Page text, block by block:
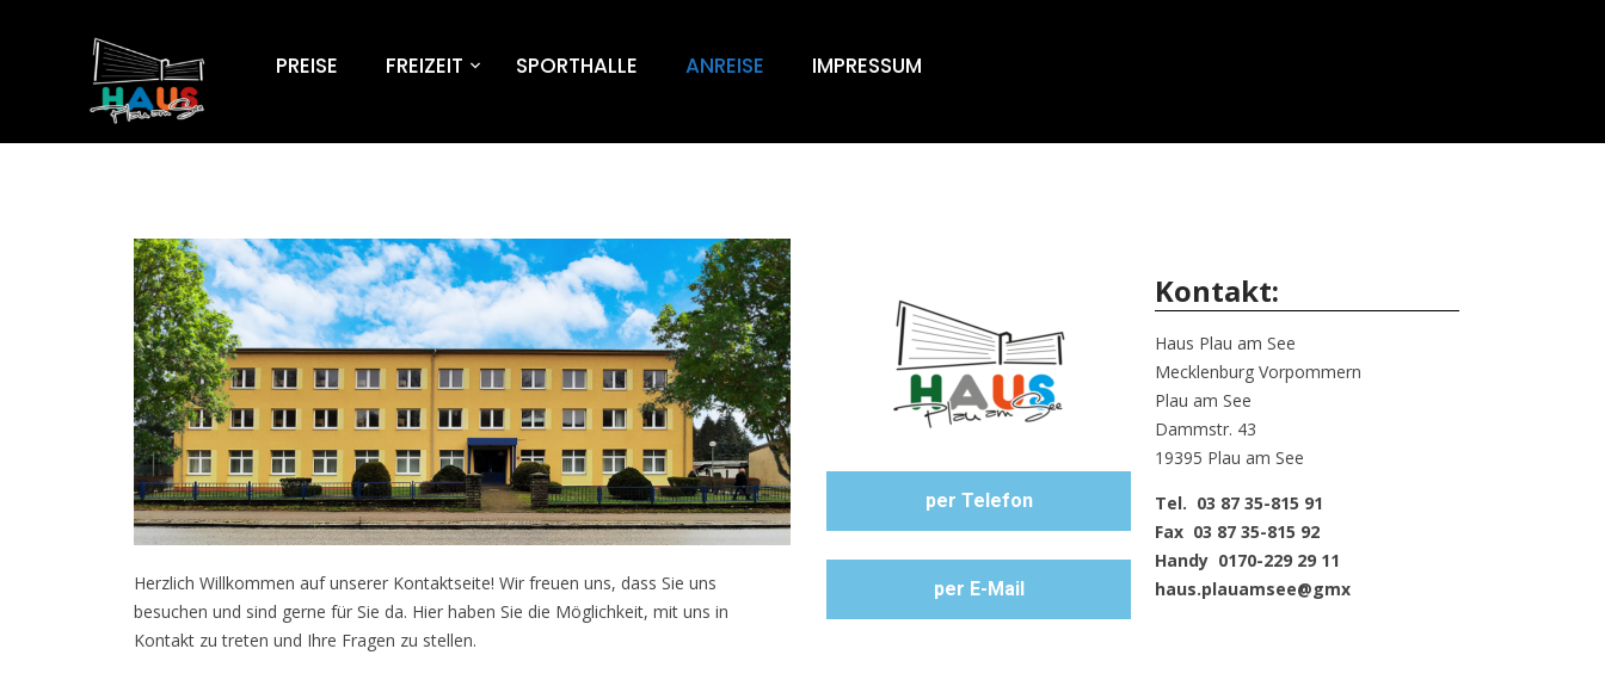
PREISE FREIZEIT SPORTHALLE ANREISE IMPRESSUM
Herzlich Willkommen auf unserer Kontaktseite! Wir freuen uns, dass Sie uns
besuchen und sind gerne für Sie da. Hier haben Sie die Möglichkeit, mit uns in
Kontakt zu treten und Ihre Fragen zu stellen.
per Telefon
per E-Mail
Kontakt:
Haus Plau am See
Mecklenburg Vorpommern
Plau am See
Dammstr. 43
19395 Plau am See
Tel. 03 87 35-815 91
Fax 03 87 35-815 92
Handy 0170-229 29 11
haus.plauamsee@gmx